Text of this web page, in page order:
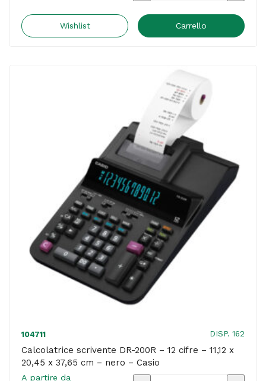
1221X
bianco/azzurro
-
Ibico
quantità
Wishlist Carrello
104711 DISP. 162
Calcolatrice scrivente DR-200R – 12 cifre – 11,12 x
20,45 x 37,65 cm – nero – Casio
A partire da